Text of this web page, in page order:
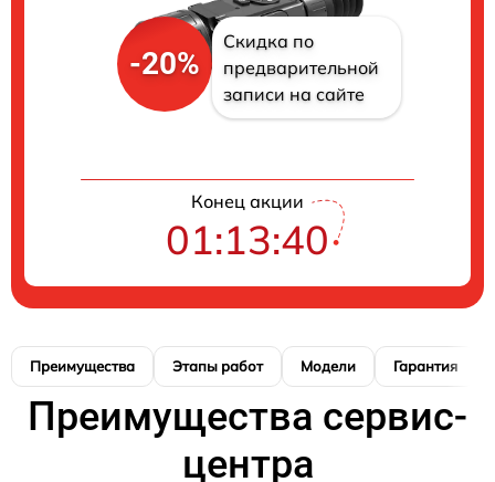
-20%
Скидка по
предварительной
записи на сайте
Конец акции
01:13:39
Преимущества Этапы работ Модели Гарантия
Преимущества сервис-
центра